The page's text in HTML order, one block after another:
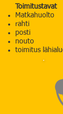
Toimitustavat
Matkahuolto
rahti
posti
nouto
toimitus